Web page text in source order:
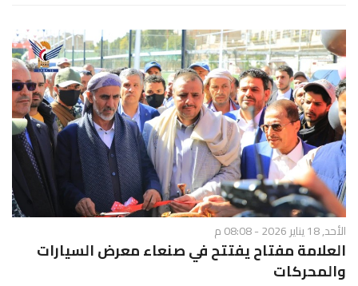
الأحد, 18 يناير 2026 - 08:08 م
العلامة مفتاح يفتتح في صنعاء معرض السيارات
والمحركات